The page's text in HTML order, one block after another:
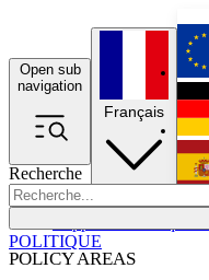
Open sub
navigation
Recherche
POLICY AREAS
Français
POLITIQUE